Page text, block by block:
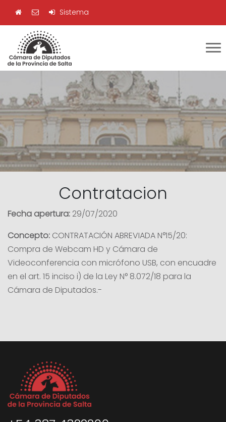
Sistema
Contratacion
Fecha apertura: 29/07/2020
Concepto: CONTRATACIÓN ABREVIADA N°15/20:
Compra de Webcam HD y Cámara de
Videoconferencia con micrófono USB, con encuadre
en el art. 15 inciso i) de la Ley N° 8.072/18 para la
Cámara de Diputados.-